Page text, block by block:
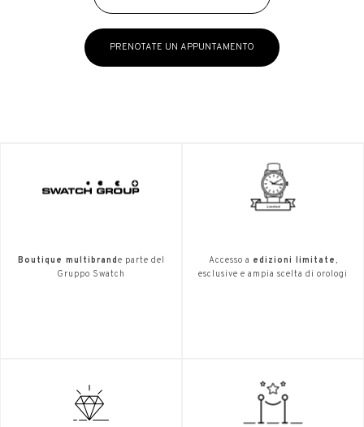
PRENOTATE UN APPUNTAMENTO
Boutique multibrand e parte del
Gruppo Swatch
Accesso a edizioni limitate,
esclusive e ampia scelta di orologi